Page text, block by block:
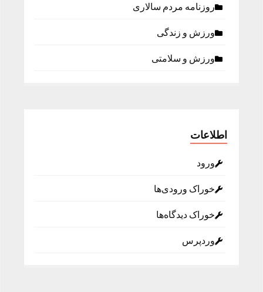
روزنامه مردم سالاری
ورزش و زندگی
ورزش و سلامتی
اطلاعات
ورود
خوراک ورودی‌ها
خوراک دیدگاه‌ها
وردپرس